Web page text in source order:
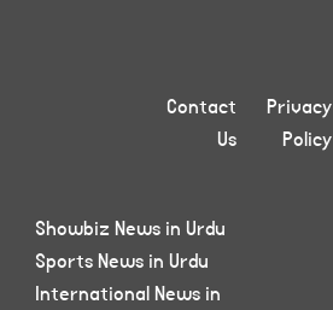
Privacy
Policy
Contact
Us
Showbiz News in Urdu
Sports News in Urdu
International News in